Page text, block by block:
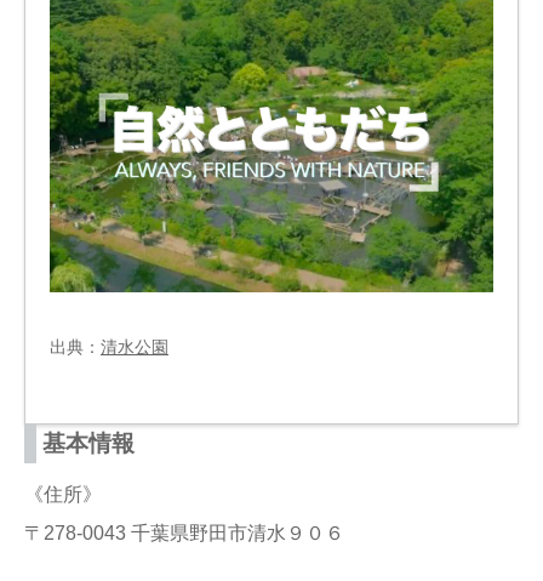
出典： 清水公園
基本情報
《住所》
〒278-0043 千葉県野田市清水９０６